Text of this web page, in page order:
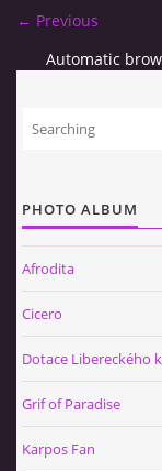
← Previous
Automatic
PHOTO ALBUM
Afrodita
Cicero
Dotace Libereckého
Grif of Paradise
Karpos Fan